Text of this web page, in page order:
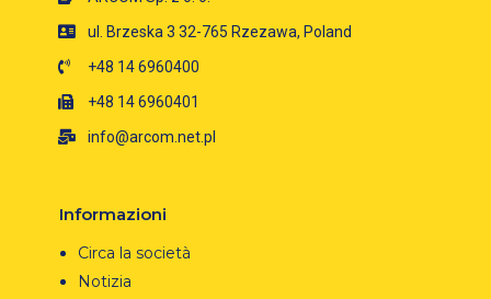
ul. Brzeska 3 32-765 Rzezawa, Poland
+48 14 6960400
+48 14 6960401
info@arcom.net.pl
Informazioni
Circa la società
Notizia